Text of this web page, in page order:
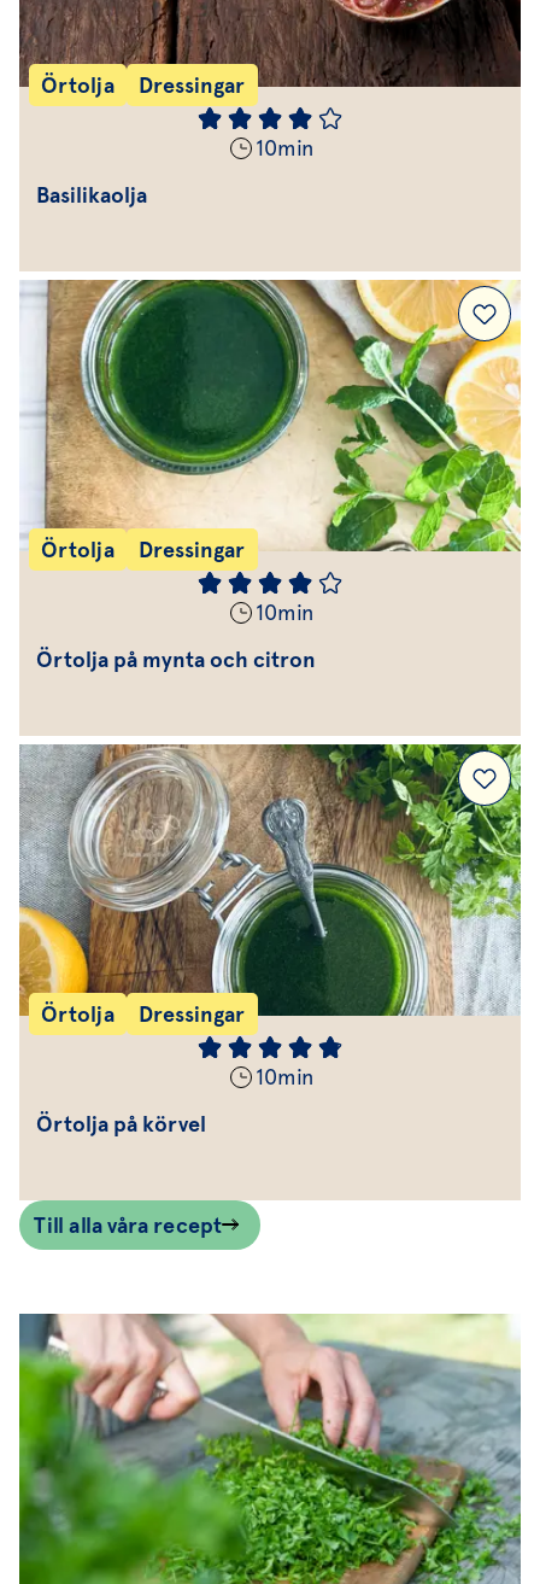
Örtolja Dressingar
10min
Basilikaolja
Örtolja Dressingar
10min
Örtolja på mynta och citron
Örtolja Dressingar
10min
Örtolja på körvel
Till alla våra recept